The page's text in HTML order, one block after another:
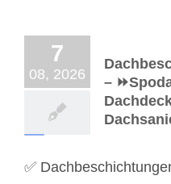
7
08, 2026
–
✅